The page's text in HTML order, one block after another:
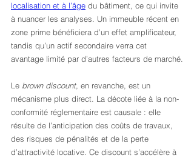
localisation et à l’âge du bâtiment, ce qui invite
à nuancer les analyses. Un immeuble récent en
zone prime bénéficiera d’un effet amplificateur,
tandis qu’un actif secondaire verra cet
avantage limité par d’autres facteurs de marché.
Le brown discount, en revanche, est un
mécanisme plus direct. La décote liée à la non-
conformité réglementaire est causale : elle
résulte de l’anticipation des coûts de travaux,
des risques de pénalités et de la perte
d’attractivité locative. Ce discount s’accélère à